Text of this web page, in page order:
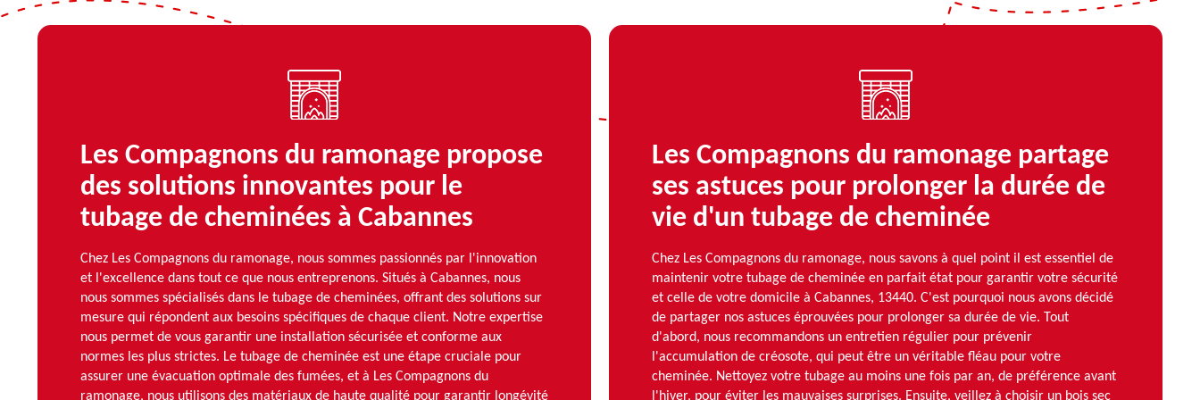
Les Compagnons du ramonage propose
des solutions innovantes pour le
tubage de cheminées à Cabannes
Chez Les Compagnons du ramonage, nous sommes passionnés par l'innovation
et l'excellence dans tout ce que nous entreprenons. Situés à Cabannes, nous
nous sommes spécialisés dans le tubage de cheminées, offrant des solutions sur
mesure qui répondent aux besoins spécifiques de chaque client. Notre expertise
nous permet de vous garantir une installation sécurisée et conforme aux
normes les plus strictes. Le tubage de cheminée est une étape cruciale pour
assurer une évacuation optimale des fumées, et à Les Compagnons du
ramonage, nous utilisons des matériaux de haute qualité pour garantir longévité
Les Compagnons du ramonage partage
ses astuces pour prolonger la durée de
vie d'un tubage de cheminée
Chez Les Compagnons du ramonage, nous savons à quel point il est essentiel de
maintenir votre tubage de cheminée en parfait état pour garantir votre sécurité
et celle de votre domicile à Cabannes, 13440. C'est pourquoi nous avons décidé
de partager nos astuces éprouvées pour prolonger sa durée de vie. Tout
d'abord, nous recommandons un entretien régulier pour prévenir
l'accumulation de créosote, qui peut être un véritable fléau pour votre
cheminée. Nettoyez votre tubage au moins une fois par an, de préférence avant
l'hiver, pour éviter les mauvaises surprises. Ensuite, veillez à choisir un bois sec